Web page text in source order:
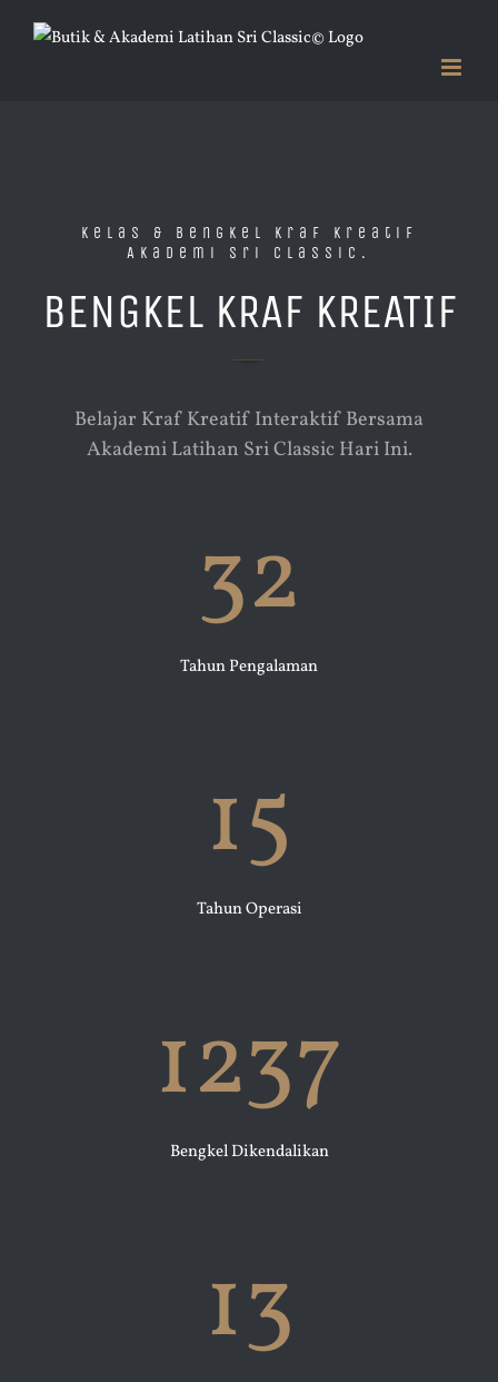
Kelas & Bengkel Kraf Kreatif
Akademi Sri Classic.
BENGKEL KRAF KREATIF
Belajar Kraf Kreatif Interaktif Bersama
Akademi Latihan Sri Classic Hari Ini.
32
Tahun Pengalaman
15
Tahun Operasi
1237
Bengkel Dikendalikan
13